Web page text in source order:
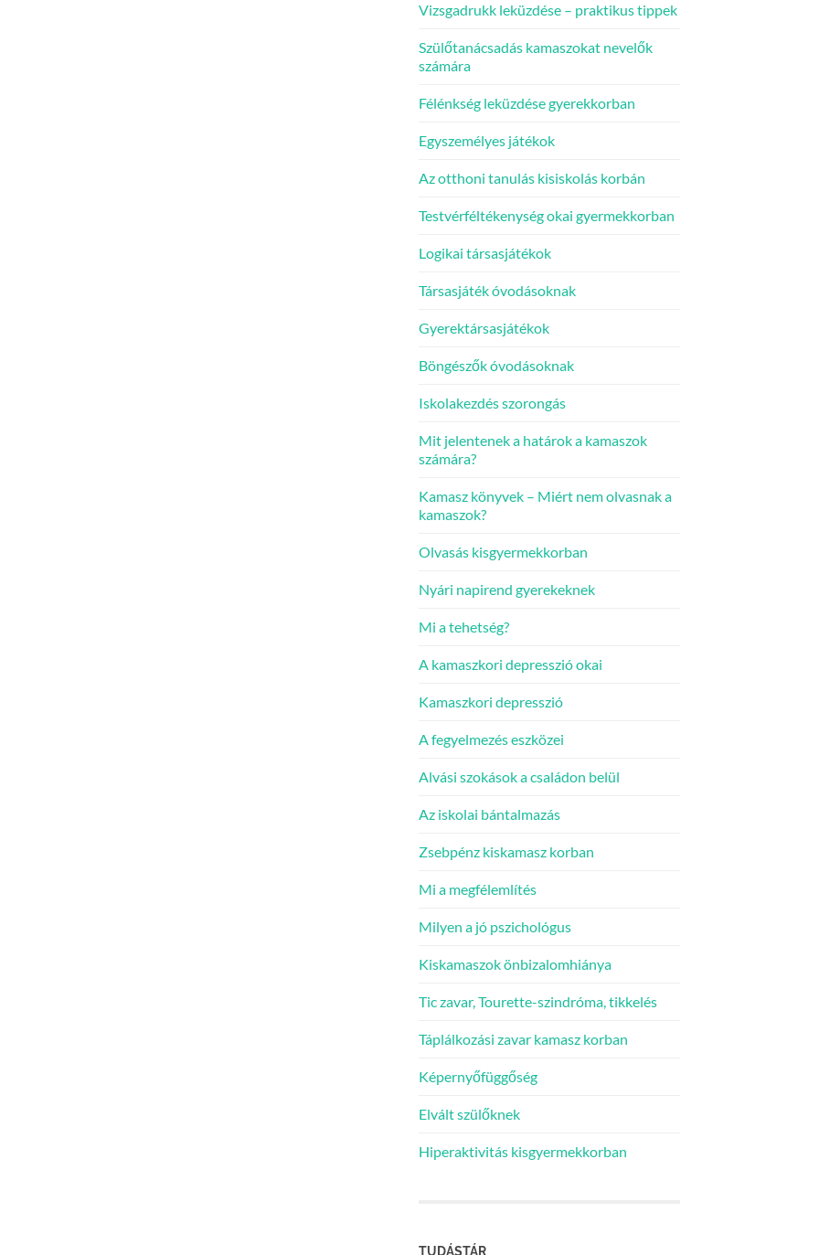
Vizsgadrukk leküzdése – praktikus tippek
Szülőtanácsadás kamaszokat nevelők
számára
Félénkség leküzdése gyerekkorban
Egyszemélyes játékok
Az otthoni tanulás kisiskolás korbán
Testvérféltékenység okai gyermekkorban
Logikai társasjátékok
Társasjáték óvodásoknak
Gyerektársasjátékok
Böngészők óvodásoknak
Iskolakezdés szorongás
Mit jelentenek a határok a kamaszok
számára?
Kamasz könyvek – Miért nem olvasnak a
kamaszok?
Olvasás kisgyermekkorban
Nyári napirend gyerekeknek
Mi a tehetség?
A kamaszkori depresszió okai
Kamaszkori depresszió
A fegyelmezés eszközei
Alvási szokások a családon belül
Az iskolai bántalmazás
Zsebpénz kiskamasz korban
Mi a megfélemlítés
Milyen a jó pszichológus
Kiskamaszok önbizalomhiánya
Tic zavar, Tourette-szindróma, tikkelés
Táplálkozási zavar kamasz korban
Képernyőfüggőség
Elvált szülőknek
Hiperaktivitás kisgyermekkorban
TUDÁSTÁR